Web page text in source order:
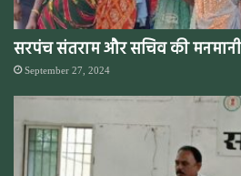
सरपंच संतराम और सचिव की
September 27, 2024